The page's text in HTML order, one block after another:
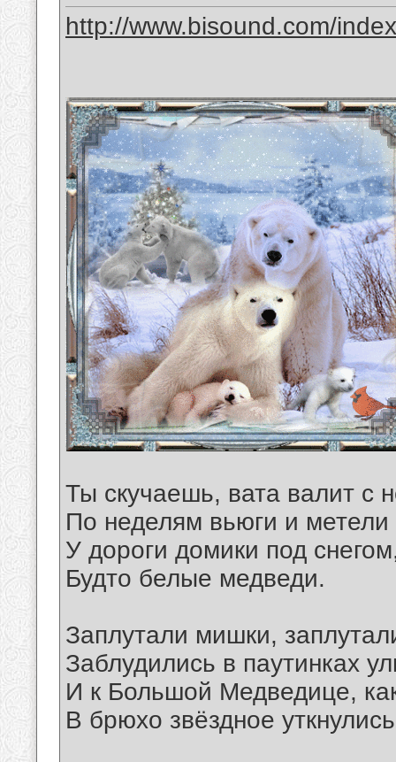
http://www.bisound.com/
Ты скучаешь, вата валит с
По неделям вьюги и метели
У дороги домики под
Будто белые медведи.
Заплутали мишки,
Заблудились в паутинках
И к Большой Медведице,
В брюхо звёздное